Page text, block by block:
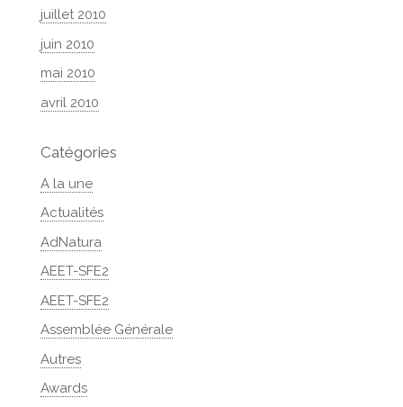
juillet 2010
juin 2010
mai 2010
avril 2010
Catégories
A la une
Actualités
AdNatura
AEET-SFE2
AEET-SFE2
Assemblée Générale
Autres
Awards